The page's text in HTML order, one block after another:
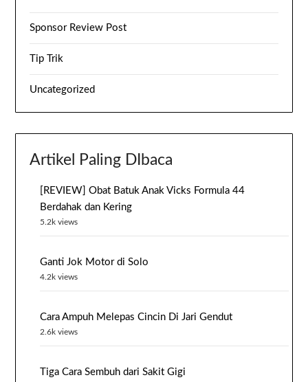
Sponsor Review Post
Tip Trik
Uncategorized
Artikel Paling DIbaca
[REVIEW] Obat Batuk Anak Vicks Formula 44
Berdahak dan Kering
5.2k views
Ganti Jok Motor di Solo
4.2k views
Cara Ampuh Melepas Cincin Di Jari Gendut
2.6k views
Tiga Cara Sembuh dari Sakit Gigi